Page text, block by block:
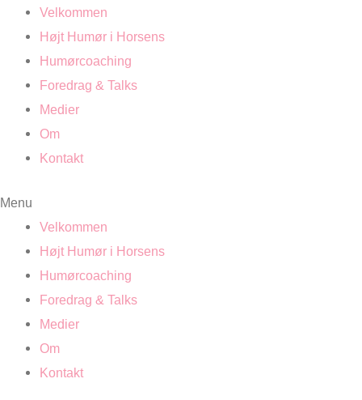
Velkommen
Højt Humør i Horsens
Humørcoaching
Foredrag & Talks
Medier
Om
Kontakt
Menu
Velkommen
Højt Humør i Horsens
Humørcoaching
Foredrag & Talks
Medier
Om
Kontakt